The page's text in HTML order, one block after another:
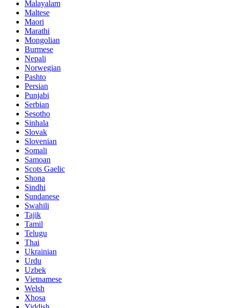
Malayalam
Maltese
Maori
Marathi
Mongolian
Burmese
Nepali
Norwegian
Pashto
Persian
Punjabi
Serbian
Sesotho
Sinhala
Slovak
Slovenian
Somali
Samoan
Scots Gaelic
Shona
Sindhi
Sundanese
Swahili
Tajik
Tamil
Telugu
Thai
Ukrainian
Urdu
Uzbek
Vietnamese
Welsh
Xhosa